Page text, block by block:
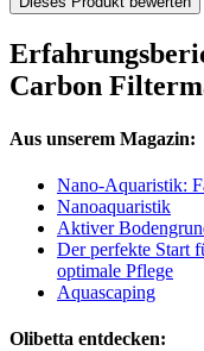
Carbon
Aus unserem Magazin:
Nano-Aquaristik:
Nanoaquaristik
Aktiver
Der perfekte Start
optimale Pflege
Aquascaping
Olibetta entdecken: